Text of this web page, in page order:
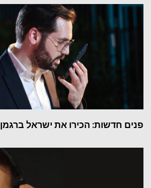
פנים חדשות: הכירו את ישראל ברגמן